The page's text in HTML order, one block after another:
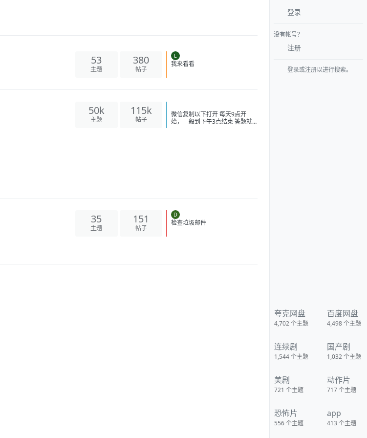
53
主题
380
帖子
L
我来看看
50k
主题
115k
帖子
微信复制以下打开 每天9点开
始，一般到下午3点结束 答题就
%E4%BF%A1%E5%9B%BE%E7
%89%87_20260807101326_13_
1581.png] [image:
35
主题
151
帖子
D
检查垃圾邮件
登录
没有帐号？
注册
登录或注册以进行搜索。
夸克网盘
4,702个主题
百度网盘
4,498个主题
连续剧
1,544个主题
国产剧
1,032个主题
美剧
721 个主题
动作片
717个主题
恐怖片
556个主题
app
413个主题